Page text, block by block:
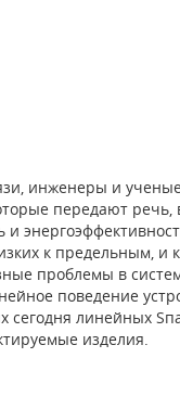
инженеры и
передают речь,
к предельным, и
проблемы в
поведение
линейных
изделия.